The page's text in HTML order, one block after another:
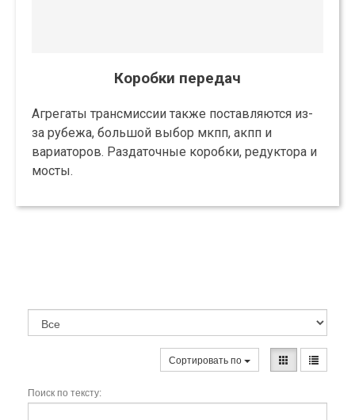
Коробки передач
Агрегаты трансмиссии также поставляются из-
за рубежа, большой выбор мкпп, акпп и
вариаторов. Раздаточные коробки, редуктора и
мосты.
Сортировать по
Поиск по тексту: